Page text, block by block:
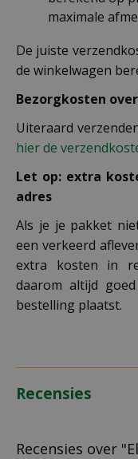
maximale
De juiste
de winkelwagen
Bezorgkosten
Uiteraard
hier de
Let op: extra
adres
Als je je pakket
een verkeerd
extra kosten in
daarom altijd
bestelling plaatst.
Recensies
Recensies over